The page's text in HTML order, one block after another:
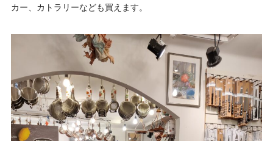
カー、カトラリーなども買えます。